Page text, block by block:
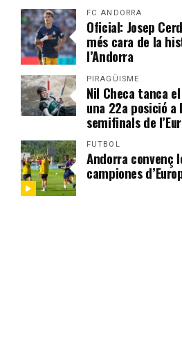
FC ANDORRA
Oficial: Josep
més cara de la
l’Andorra
PIRAGÜISME
Nil Checa tanca
una 22a posició a
semifinals de
FUTBOL
Andorra convenç
campiones